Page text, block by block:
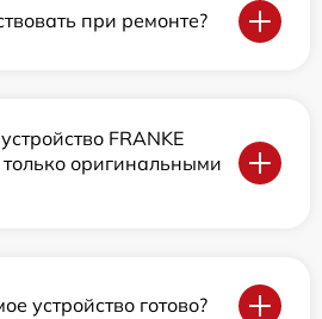
при ремонте?
FRANKE
оригинальными
устройство готово?